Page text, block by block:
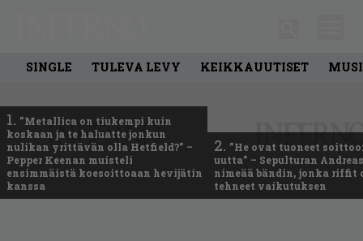
SINGLE TULEVA LEVY KEIKKAUUTISET
1. ”Metallica on tiukempi kuin
koskaan ja te haluatte jonkun
nulikan yrittävän olla Hetfield?” –
Pepper Keenan muisteli
ensimmäistä koesoittoaan hevijätin
kanssa
2. ”He ovat tuoneet
uutta” – Sepulturan
nimeää bändin, jonka riffit
tehneet vaikutuksen